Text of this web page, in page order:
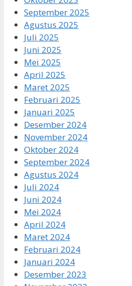
September 2025
Agustus 2025
Juli 2025
Juni 2025
Mei 2025
April 2025
Maret 2025
Februari 2025
Januari 2025
Desember 2024
November 2024
Oktober 2024
September 2024
Agustus 2024
Juli 2024
Juni 2024
Mei 2024
April 2024
Maret 2024
Februari 2024
Januari 2024
Desember 2023